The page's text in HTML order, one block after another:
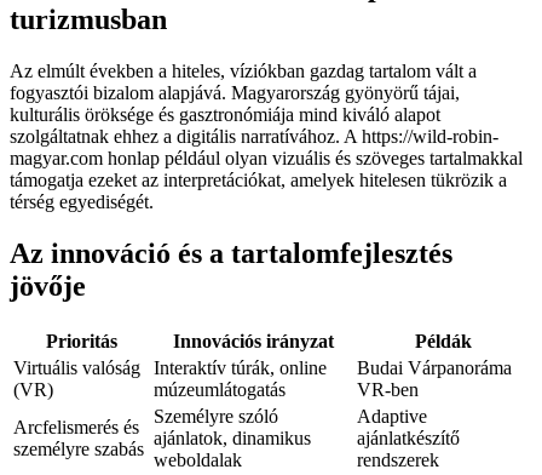
turizmusban
Az elmúlt években a hiteles, víziókban gazdag tartalom vált a
fogyasztói bizalom alapjává. Magyarország gyönyörű tájai,
kulturális öröksége és gasztronómiája mind kiváló alapot
szolgáltatnak ehhez a digitális narratívához. A https://wild-robin-
magyar.com honlap például olyan vizuális és szöveges tartalmakkal
támogatja ezeket az interpretációkat, amelyek hitelesen tükrözik a
térség egyediségét.
Az innováció és a tartalomfejlesztés
jövője
Prioritás Innovációs irányzat
Példák
Virtuális valóság
(VR)
Interaktív túrák, online
múzeumlátogatás
Budai Várpanoráma
VR-ben
Arcfelismerés és
személyre szabás
Személyre szóló
ajánlatok, dinamikus
weboldalak
Adaptive
ajánlatkészítő
rendszerek